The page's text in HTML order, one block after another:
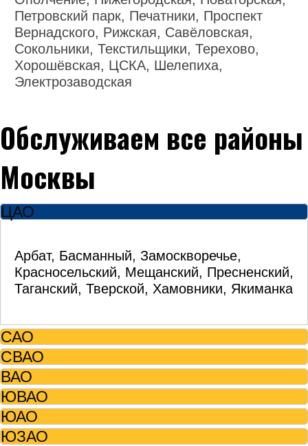
Петровский парк, Печатники, Проспект
Вернадского, Рижская, Савёловская,
Сокольники, Текстильщики, Терехово,
Хорошёвская, ЦСКА, Шелепиха,
Электрозаводская
Обслуживаем все районы
Москвы
ЦАО
Арбат, Басманный, Замоскворечье,
Красносельский, Мещанский, Пресненский,
Таганский, Тверской, Хамовники, Якиманка
САО
СВАО
ВАО
ЮВАО
ЮАО
ЮЗАО